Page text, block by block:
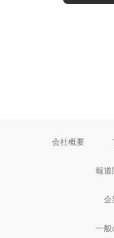
会社概要
報道
企
一般